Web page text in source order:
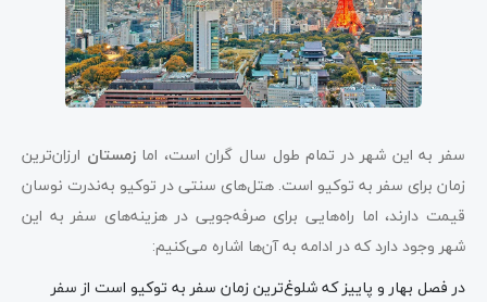
سفر به این شهر در تمام طول سال گران است، امازمستان ارزان‌ترین
زمان برای سفر به توکیو است. هتل‌های سنتی در توکیو به‌ندرت نوسان
قیمت دارند، اما راه‌هایی برای صرفه‌جویی در هزینه‌های سفر به این
شهر وجود دارد که در ادامه به آن‌ها اشاره می‌کنیم:
در فصل بهار و پاییز که شلوغ‌ترین زمان سفر به توکیو است از سفر